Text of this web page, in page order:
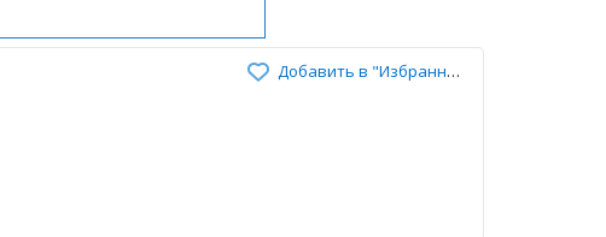
Добавить в "Избранное"